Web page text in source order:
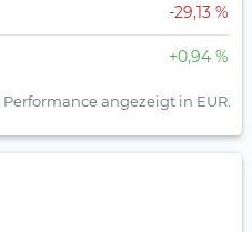
-29,13 %
+0,94 %
Performance angezeigt in EUR.